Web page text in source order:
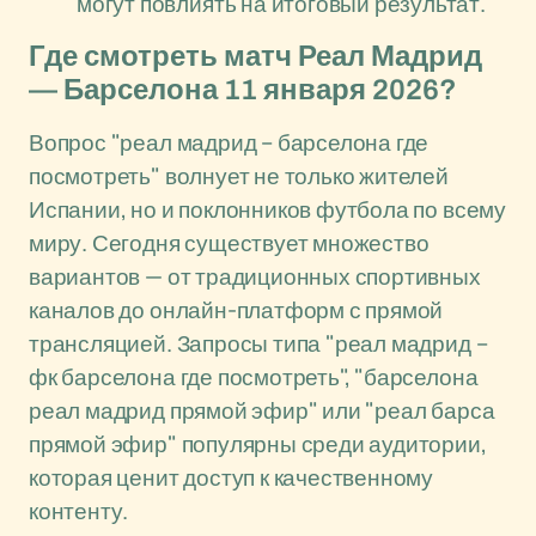
Где смотреть матч Реал Мадрид
— Барселона 11 января 2026?
Вопрос "реал мадрид – барселона где
посмотреть" волнует не только жителей
Испании, но и поклонников футбола по всему
миру. Сегодня существует множество
вариантов — от традиционных спортивных
каналов до онлайн-платформ с прямой
трансляцией. Запросы типа "реал мадрид –
фк барселона где посмотреть", "барселона
реал мадрид прямой эфир" или "реал барса
прямой эфир" популярны среди аудитории,
которая ценит доступ к качественному
контенту.